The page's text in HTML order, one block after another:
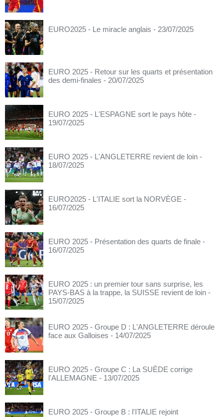
EURO2025 - Le miracle anglais - 23/07/2025
EURO 2025 - Retour sur les quarts et présentation
des demi-finales - 20/07/2025
EURO 2025 - L'ESPAGNE sort le pays hôte -
19/07/2025
EURO 2025 - L'ANGLETERRE revient de loin -
18/07/2025
EURO2025 - L'ITALIE sort la NORVÈGE -
16/07/2025
EURO 2025 - Présentation des quarts de finale -
16/07/2025
EURO 2025 : un premier tour sans surprise, les
PAYS-BAS à la trappe, la SUISSE revient de loin -
15/07/2025
EURO 2025 - Groupe D : L'ANGLETERRE déroule
face aux Galloises - 14/07/2025
EURO 2025 - Groupe C : La SUÈDE corrige
l'ALLEMAGNE - 13/07/2025
EURO 2025 - Groupe B : l'ITALIE rejoint